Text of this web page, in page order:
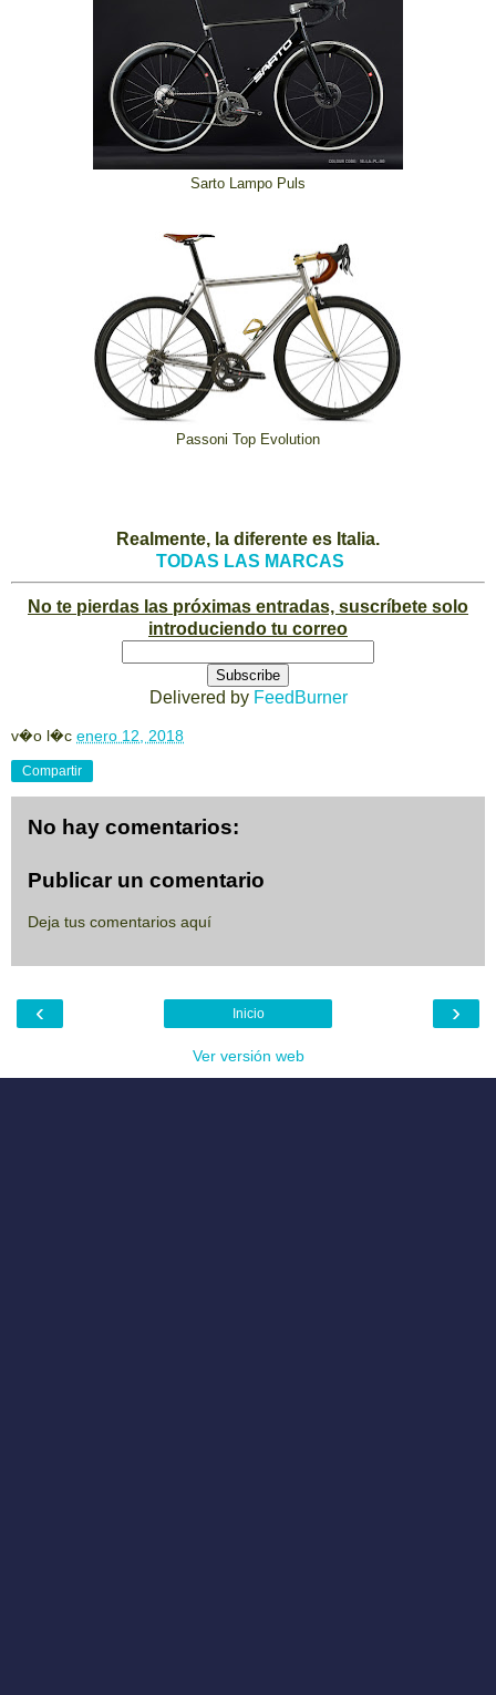
Sarto Lampo Puls
Passoni Top Evolution
Realmente, la diferente es Italia.
TODAS LAS MARCAS
No te pierdas las próximas entradas, suscríbete solo
introduciendo tu correo
Delivered by FeedBurner
v�o l�c enero 12, 2018
Compartir
No hay comentarios:
Publicar un comentario
Deja tus comentarios aquí
‹ ›
Inicio
Ver versión web